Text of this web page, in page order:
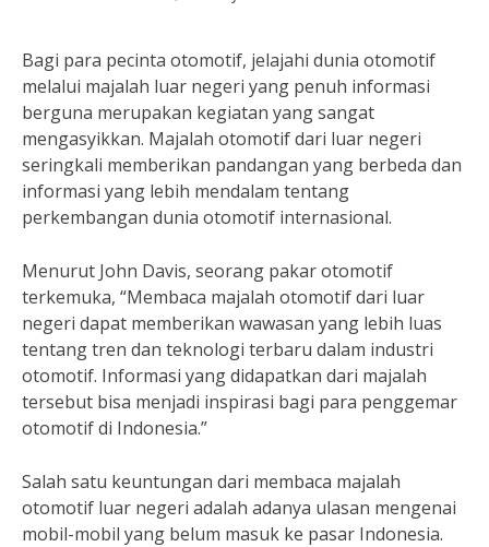
Bagi para pecinta otomotif, jelajahi dunia otomotif
melalui majalah luar negeri yang penuh informasi
berguna merupakan kegiatan yang sangat
mengasyikkan. Majalah otomotif dari luar negeri
seringkali memberikan pandangan yang berbeda dan
informasi yang lebih mendalam tentang
perkembangan dunia otomotif internasional.
Menurut John Davis, seorang pakar otomotif
terkemuka, “Membaca majalah otomotif dari luar
negeri dapat memberikan wawasan yang lebih luas
tentang tren dan teknologi terbaru dalam industri
otomotif. Informasi yang didapatkan dari majalah
tersebut bisa menjadi inspirasi bagi para penggemar
otomotif di Indonesia.”
Salah satu keuntungan dari membaca majalah
otomotif luar negeri adalah adanya ulasan mengenai
mobil-mobil yang belum masuk ke pasar Indonesia.